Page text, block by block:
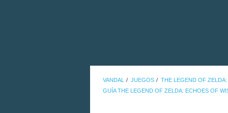
VANDAL JUEGOS
THE LEGEND OF
GUÍA THE LEGEND OF ZELDA: ECHOES OF